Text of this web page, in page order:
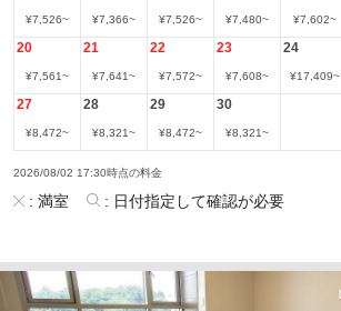
¥7,526~ ¥7,366~ ¥7,526~ ¥7,480~ ¥7,602~
20
¥7,561~
21
¥7,641~
22
¥7,572~
23
¥7,608~
24
¥17,409~
27
¥8,472~
28
¥8,321~
29
¥8,472~
30
¥8,321~
2026/08/02 17:30時点の料金
: 満室 : 日付指定して確認が必要